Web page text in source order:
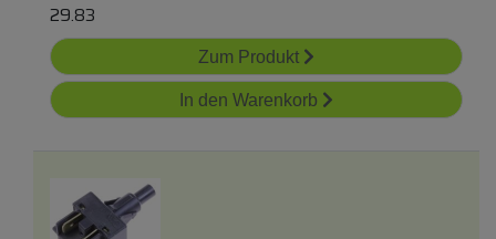
29.83
Zum Produkt
In den Warenkorb